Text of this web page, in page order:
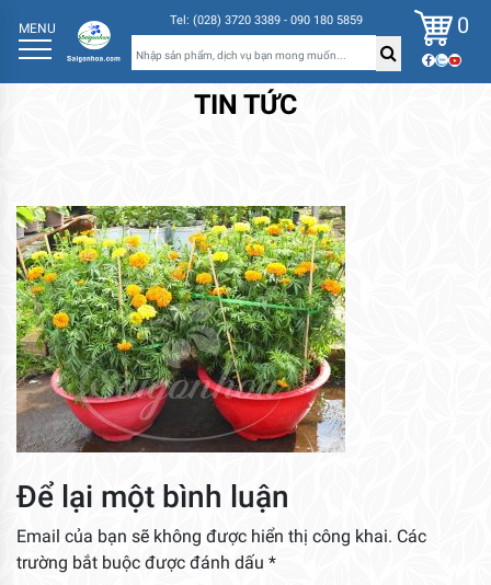
MENU Tel: (028) 3720 3389 - 090 180 5859 0
TIN TỨC
Để lại một bình luận
Email của bạn sẽ không được hiển thị công khai. Các
trường bắt buộc được đánh dấu *